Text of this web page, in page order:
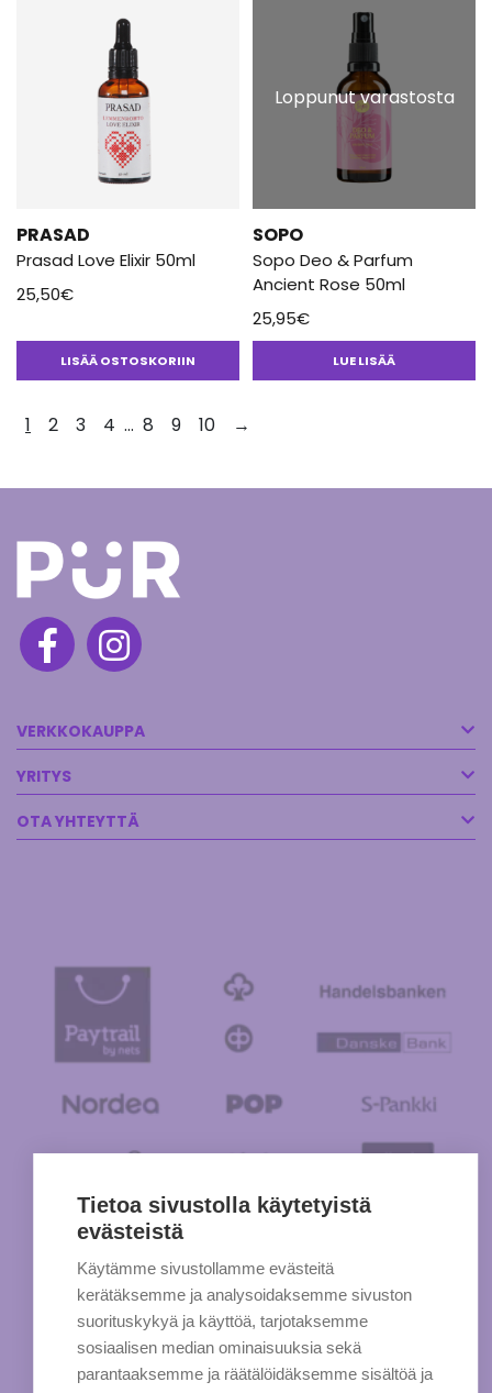
PRASAD
Prasad Love Elixir 50ml
25,50€
LISÄÄ OSTOSKORIIN
Loppunut varastosta
SOPO
Sopo Deo & Parfum
Ancient Rose 50ml
25,95€
LUE LISÄÄ
1 2 3 4 … 8 9 10 →
VERKKOKAUPPA
YRITYS
OTA YHTEYTTÄ
Tietoa sivustolla käytetyistä
evästeistä
Käytämme sivustollamme evästeitä
kerätäksemme ja analysoidaksemme sivuston
suorituskykyä ja käyttöä, tarjotaksemme
sosiaalisen median ominaisuuksia sekä
parantaaksemme ja räätälöidäksemme sisältöä ja